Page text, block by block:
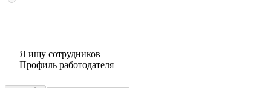
Я ищу сотрудников
Профиль работодателя